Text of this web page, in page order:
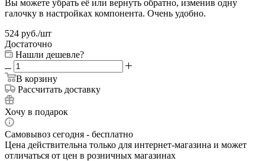
Вы можете убрать её или вернуть обратно, изменив одну
галочку в настройках компонента. Очень удобно.
524 руб./шт
Достаточно
Нашли дешевле?
В корзину
Рассчитать доставку
Хочу в подарок
Самовывоз сегодня - бесплатно
Цена действительна только для интернет-магазина и может
отличаться от цен в розничных магазинах